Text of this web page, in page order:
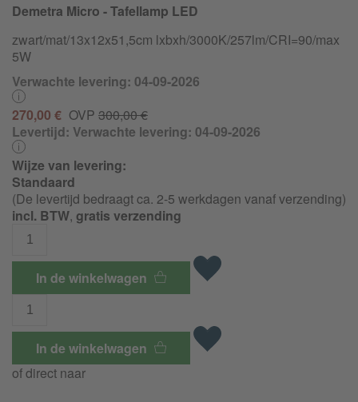
Demetra Micro - Tafellamp LED
zwart/mat/13x12x51,5cm lxbxh/3000K/257lm/CRI=90/max
5W
Verwachte levering: 04-09-2026
270,00 € OVP 300,00 €
Levertijd: Verwachte levering: 04-09-2026
Wijze van levering:
Standaard
(De levertijd bedraagt ca. 2-5 werkdagen vanaf verzending)
incl. BTW, gratis verzending
In de winkelwagen
In de winkelwagen
of direct naar